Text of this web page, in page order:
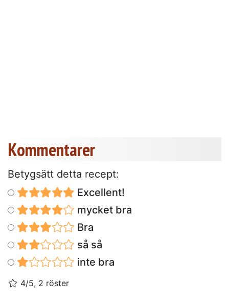
Kommentarer
Betygsätt detta recept:
Excellent!
mycket bra
Bra
så så
inte bra
4/5, 2 röster